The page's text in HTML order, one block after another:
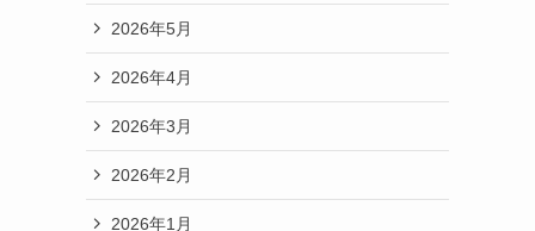
2026年5月
2026年4月
2026年3月
2026年2月
2026年1月